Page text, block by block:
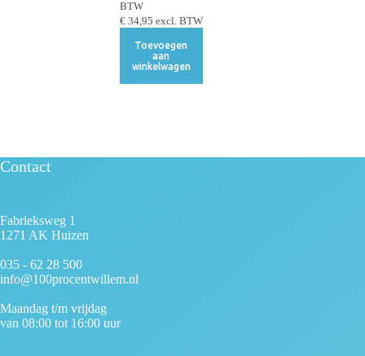
BTW
€34,95 excl. BTW
Toevoegen
aan
winkelwagen
Contact
Fabrieksweg 1
1271 AK Huizen
035 - 62 28 500
info@100procentwillem.nl
Maandag t/m vrijdag
van 08:00 tot 16:00 uur